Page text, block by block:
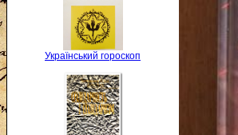
Український гороскоп